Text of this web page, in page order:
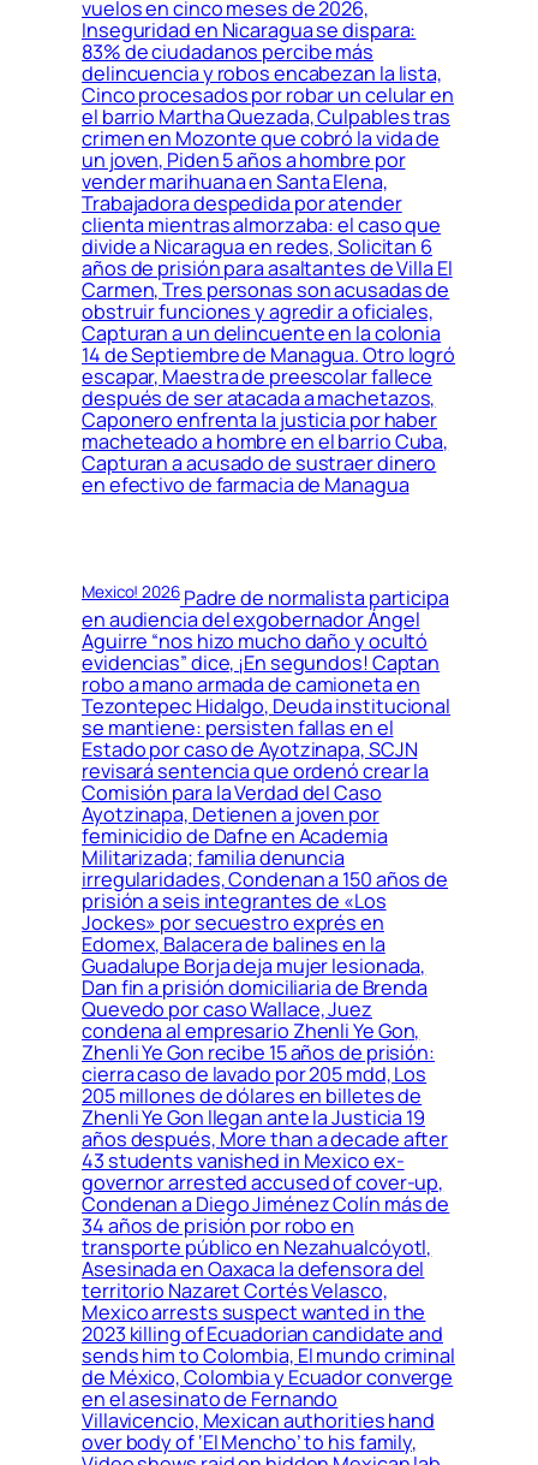
vuelos en cinco meses de 2026,
Inseguridad en Nicaragua se dispara:
83% de ciudadanos percibe más
delincuencia y robos encabezan la lista,
Cinco procesados por robar un celular en
el barrio Martha Quezada, Culpables tras
crimen en Mozonte que cobró la vida de
un joven, Piden 5 años a hombre por
vender marihuana en Santa Elena,
Trabajadora despedida por atender
clienta mientras almorzaba: el caso que
divide a Nicaragua en redes, Solicitan 6
años de prisión para asaltantes de Villa El
Carmen, Tres personas son acusadas de
obstruir funciones y agredir a oficiales,
Capturan a un delincuente en la colonia
14 de Septiembre de Managua. Otro logró
escapar, Maestra de preescolar fallece
después de ser atacada a machetazos,
Caponero enfrenta la justicia por haber
macheteado a hombre en el barrio Cuba,
Capturan a acusado de sustraer dinero
en efectivo de farmacia de Managua
Mexico! 2026Padre de normalista participa
en audiencia del exgobernador Ángel
Aguirre “nos hizo mucho daño y ocultó
evidencias” dice, ¡En segundos! Captan
robo a mano armada de camioneta en
Tezontepec Hidalgo, Deuda institucional
se mantiene: persisten fallas en el
Estado por caso de Ayotzinapa, SCJN
revisará sentencia que ordenó crear la
Comisión para la Verdad del Caso
Ayotzinapa, Detienen a joven por
feminicidio de Dafne en Academia
Militarizada; familia denuncia
irregularidades, Condenan a 150 años de
prisión a seis integrantes de «Los
Jockes» por secuestro exprés en
Edomex, Balacera de balines en la
Guadalupe Borja deja mujer lesionada,
Dan fin a prisión domiciliaria de Brenda
Quevedo por caso Wallace, Juez
condena al empresario Zhenli Ye Gon,
Zhenli Ye Gon recibe 15 años de prisión:
cierra caso de lavado por 205 mdd, Los
205 millones de dólares en billetes de
Zhenli Ye Gon llegan ante la Justicia 19
años después, More than a decade after
43 students vanished in Mexico ex-
governor arrested accused of cover-up,
Condenan a Diego Jiménez Colín más de
34 años de prisión por robo en
transporte público en Nezahualcóyotl,
Asesinada en Oaxaca la defensora del
territorio Nazaret Cortés Velasco,
Mexico arrests suspect wanted in the
2023 killing of Ecuadorian candidate and
sends him to Colombia, El mundo criminal
de México, Colombia y Ecuador converge
en el asesinato de Fernando
Villavicencio, Mexican authorities hand
over body of ‘El Mencho’ to his family,